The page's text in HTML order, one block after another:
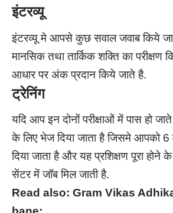
इंटरव्यू
इंटरव्यू मे आपसे कुछ सवाल जवाब किये
मानसिक तथा तार्किक शक्ति का परीक्षण
आधार पर अंक प्रदान किये जाते है.
ट्रेनिंग
यदि आप इन दोनों परीक्षाओं में पास हो
के लिए भेज दिया जाता है जिसमे आपको 6
दिया जाता है और यह प्रशिक्षण पूरा होने
सेंटर में जॉब मिल जाती है.
Read also: Gram Vikas